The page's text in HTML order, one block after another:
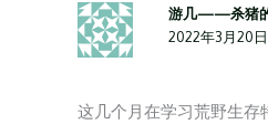
游几——杀猪
2022年3月20
这几个月在学习荒野生存